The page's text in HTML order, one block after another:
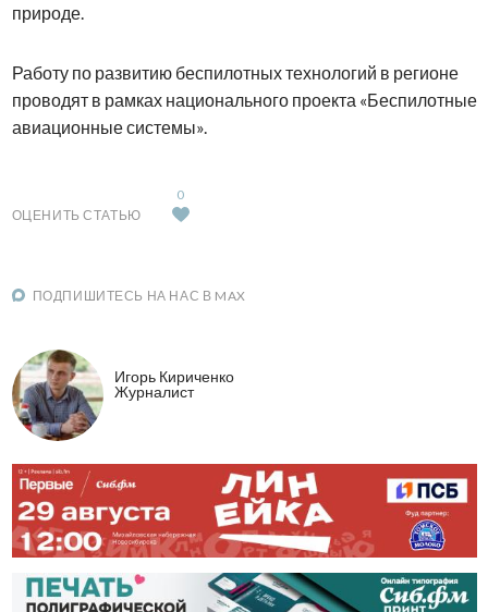
природе.
Работу по развитию беспилотных технологий в регионе
проводят в рамках национального проекта «Беспилотные
авиационные системы».
ОЦЕНИТЬ СТАТЬЮ
0
ПОДПИШИТЕСЬ НА НАС В MAX
Игорь Кириченко
Журналист